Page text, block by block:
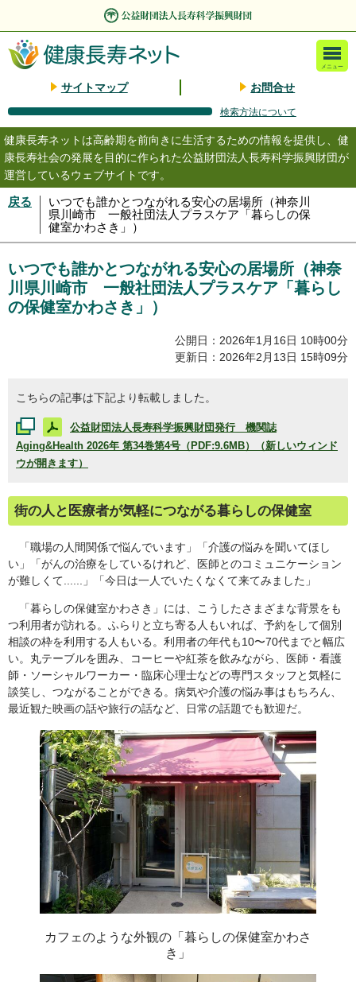
サイトマップ お問合せ
メニュー
検索方法について
健康長寿ネットは高齢期を前向きに生活するための情報を提供し、健
康長寿社会の発展を目的に作られた公益財団法人長寿科学振興財団が
運営しているウェブサイトです。
戻る
いつでも誰かとつながれる安心の居場所（神奈川
県川崎市 一般社団法人プラスケア「暮らしの保
健室かわさき」）
いつでも誰かとつながれる安心の居場所（神奈
川県川崎市 一般社団法人プラスケア「暮らし
の保健室かわさき」）
公開日：2026年1月16日 10時00分
更新日：2026年2月13日 15時09分
こちらの記事は下記より転載しました。
公益財団法人長寿科学振興財団発行 機関誌
Aging&Health 2026年 第34巻第4号（PDF:9.6MB）（新しいウィンド
ウが開きます）
街の人と医療者が気軽につながる暮らしの保健室
「職場の人間関係で悩んでいます」「介護の悩みを聞いてほし
い」「がんの治療をしているけれど、医師とのコミュニケーション
が難しくて......」「今日は一人でいたくなくて来てみました」
「暮らしの保健室かわさき」には、こうしたさまざまな背景をも
つ利用者が訪れる。ふらりと立ち寄る人もいれば、予約をして個別
相談の枠を利用する人もいる。利用者の年代も10〜70代までと幅広
い。丸テーブルを囲み、コーヒーや紅茶を飲みながら、医師・看護
師・ソーシャルワーカー・臨床心理士などの専門スタッフと気軽に
談笑し、つながることができる。病気や介護の悩み事はもちろん、
最近観た映画の話や旅行の話など、日常の話題でも歓迎だ。
カフェのような外観の「暮らしの保健室かわさ
き」